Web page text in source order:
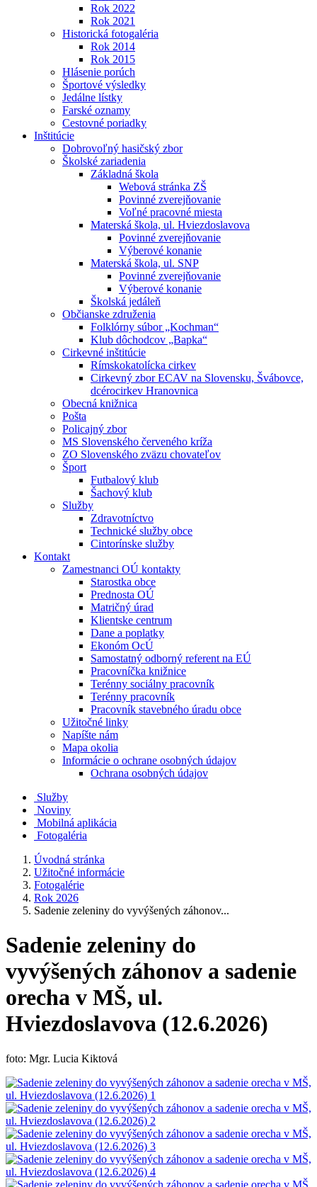
Rok 2022
Rok 2021
Historická fotogaléria
Rok 2014
Rok 2015
Hlásenie porúch
Športové výsledky
Jedálne lístky
Farské oznamy
Cestovné poriadky
Inštitúcie
Dobrovoľný hasičský zbor
Školské zariadenia
Základná škola
Webová stránka ZŠ
Povinné zverejňovanie
Voľné pracovné miesta
Materská škola, ul. Hviezdoslavova
Povinné zverejňovanie
Výberové konanie
Materská škola, ul. SNP
Povinné zverejňovanie
Výberové konanie
Školská jedáleň
Občianske združenia
Folklórny súbor „Kochman“
Klub dôchodcov „Bapka“
Cirkevné inštitúcie
Rímskokatolícka cirkev
Cirkevný zbor ECAV na Slovensku, Švábovce,
dcérocirkev Hranovnica
Obecná knižnica
Pošta
Policajný zbor
MS Slovenského červeného kríža
ZO Slovenského zväzu chovateľov
Šport
Futbalový klub
Šachový klub
Služby
Zdravotníctvo
Technické služby obce
Cintorínske služby
Kontakt
Zamestnanci OÚ kontakty
Starostka obce
Prednosta OÚ
Matričný úrad
Klientske centrum
Dane a poplatky
Ekonóm OcÚ
Samostatný odborný referent na EÚ
Pracovníčka knižnice
Terénny sociálny pracovník
Terénny pracovník
Pracovník stavebného úradu obce
Užitočné linky
Napíšte nám
Mapa okolia
Informácie o ochrane osobných údajov
Ochrana osobných údajov
Služby
Noviny
Mobilná aplikácia
Fotogaléria
Úvodná stránka
Užitočné informácie
Fotogalérie
Rok 2026
Sadenie zeleniny do vyvýšených záhonov...
Sadenie zeleniny do
vyvýšených záhonov a sadenie
orecha v MŠ, ul.
Hviezdoslavova (12.6.2026)
foto: Mgr. Lucia Kiktová